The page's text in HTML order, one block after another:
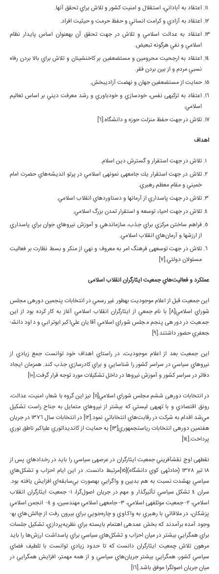
اعتقاد به آباداني، استقلال و امنيت كشور و تلاش براي تحقق آنها.
اعتقاد به آزادي و كرامت انساني و حفظ حرمت و حيثيت افراد.
اعتقاد به عدالت اسلامي و تلاش در جهت تحقق آن به­عنوان اساس پايدار نظام
اسلامي و نفي هرگونه تبعيض.
اعتقاد به ارجحيت محرومين و مستضعفين بر كاخ­نشينان و تلاش براي بالا بردن رفاه
نسبي مردم و از بين بردن فقر.
حمايت از مستضعفين جهان و نهضت آزادي­بخش.
اعتقاد به تزكيه­ی نفس، خودسازي و خودباوري و رشد معرفت ديني بر اساس تعاليم
اسلامي.
تلاش در جهت حفظ منزلت حوزه و دانشگاه.[6]
اهداف
تلاش در جهت استقرار و گسترش دين اسلام.
تلاش در جهت استقرار يك جامعه­ی نمونه­ی اسلامي در پرتو انديشه‌هاي حضرت امام
خميني و مقام معظم رهبري.
تلاش در جهت پاسداري از آرمان­ها و دستاوردهاي انقلاب اسلامي.
تلاش در جهت احياء توسعه و استقرار تمدن بزرگ اسلامي.
فراهم ساختن مركزي براي جذب، سازماندهي و آموزش نيروهاي جوان براي پاسداري
از ارزش­ها و آرمان‌هاي انقلاب اسلامي.
تلاش در جهت توسعه­ی فرهنگ امر به معروف و نهي از منكر و بسط نظارت بر فعاليت
مسئولان دولتي.[7]
عملكرد و فعاليت‌هاي جمعيت ايثارگران انقلاب اسلامی
اين جمعيت قبل از اعلام موجوديت به­طور غير رسمي در انتخابات پنجمين دوره­ی مجلس
شوراي اسلامي[8] با نام جمعي از ايثارگران انقلاب اسلامي آغاز به كار كرده بود از اين
جمعيت در دوره­ی پنجم مجلس شوراي اسلامي آقايان علي‌اكبر ابوترابي و داود دانش­
جعفري حضور داشتند.[9]
اين جمعيت بعد از اعلام موجوديت، در راستاي اهداف خود توانست جمع زيادي از
نيروهاي سياسي در سراسر كشور را شناسايي و براي كادرسازي جذب كند. همزمان ايجاد
دفاتر در سراسر كشور و آموزش نيروها در داخل تشكيلات مورد توجه قرار گرفت.[10]
در انتخابات دوره­ی ششم مجلس شوراي اسلامي[11] نيز اين گروه با شعار، امنيت، عدالت،
رونق اقتصادي و با تهيه­ی ليستي كه بيشتر از نيروهاي متمايل به جناح راست تشكيل
مي‌شد اقدام به شركت در رقابت‌هاي انتخاباتي نمود.[12] در انتخابات سال 1376 در جريان
هفتمين دوره­ی انتخابات رياست­جمهوري[13] به حمايت از كانديداتوري علي­اكبر ناطق نوري
پرداخت.[14]
نقطه­ی اوج نقش­آفريني جمعیت ايثارگران در عرصه­ی سياسي را بايد در رخدادهاي پس از
18 تير 1378 (حادثه­ی كوي دانشگاه)[15]مرتبط دانست. در اين ايام احزاب و تشكل‌هاي
سياسي به­شدت نسبت به هم بدبين و واگرايي به­صورت بي‌سابقه‌اي افزايش يافته بود.
سران 4 تشكل سياسي تأثيرگذار و مهم در جريان اصول‌گرا، 1- جمعيت ايثارگران انقلاب
اسلامي، 2- جمعيت موتلفه­ی اسلامي، 3- جامعه­ی اسلامي مهندسين، و 4- انجمن اسلامي
پزشكان، در ملاقاتي با رهبري به واكاوي و چاره‌جويي براي بيرون رفت از چالش‌هاي به­
وجود آمده برآمدند كه بخش عمده­ی اهتمام بايسته براي نظريه‌پردازي، تشكيل جلسات
براي هم­گرايي بيشتر در ميان احزاب و تشكل‌هاي سياسي براي پاسداشت ارزش‌ها را بايد
مرهون تلاش چمعیت ايثارگران دانست كه تا حدود زيادي توانست با تلطيف فضاي
سياسي كشور، هم­گرايي بيشتر جريان‌هاي سياسي و از همه مهم­تر، افزايش هم­گرايي در
ميان جريان اصول­گرا موفق باشد.[16]